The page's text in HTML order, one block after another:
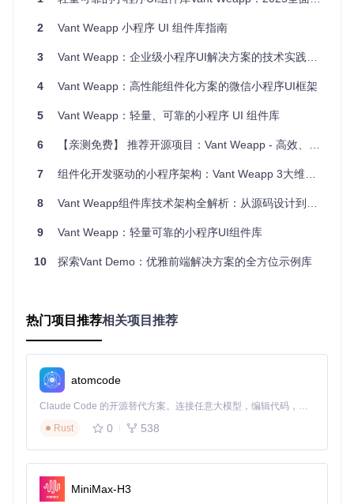
git clone
执行效果：获取包含组件源码（packages/）、示例项目（exa
突破组件使用壁垒：三步集成法
场景
：开发者首次使用组件时的配置困惑
在页面 JSON 文件中声明需要使用的组件：
{
"van-button":
"@vant/weapp/button/index"
模板中使用组件
在 WXML 文件中添加组件标签：
<van-button type="primary" bind:click="handleClick">提交订
逻辑层交互
在 JS 文件中实现组件事件处理：
handleClick( ) {
  }
核心组件矩阵：覆盖 90% 业务场景
2 Vant Weapp 小程序 UI 组件库指南
3 Vant Weapp：企业级小程序UI解决方案的技术实践与架构解析
4 Vant Weapp：高性能组件化方案的微信小程序UI框架
5 Vant Weapp：轻量、可靠的小程序 UI 组件库
6 【亲测免费】 推荐开源项目：Vant Weapp - 高效、易用的微信小程序组件库
7 组件化开发驱动的小程序架构：Vant Weapp 3大维度解析
8 Vant Weapp组件库技术架构全解析：从源码设计到性能优化
9 Vant Weapp：轻量可靠的小程序UI组件库
10 探索Vant Demo：优雅前端解决方案的全方位示例库
热门项目推荐相关项目推荐
atomcode
Claude Code 的开源替代方案。连接任意大模型，编辑代码，运行命令，自动验证 — 全自动执行。用 Rust 构建，极致性能。 ｜ An open-source alternative to Claude Code. Connect any LLM, edit code, run commands, and verify changes — autonomously. Built in Rust for speed. Get Started
Rust
0 538
MiniMax-H3